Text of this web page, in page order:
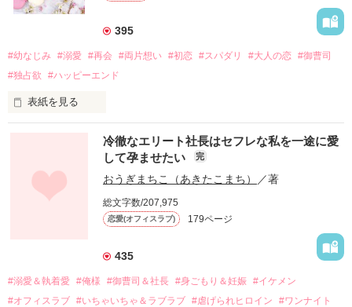
395
#幼なじみ #溺愛 #再会 #両片想い #初恋 #スパダリ #大人の恋 #御曹司
#独占欲
#ハッピーエンド
表紙を見る
幼なじみの哲平に淡い恋心を抱いていた美桜。
しかし、ある出来事をきっかけに二人の関係は壊れてしまう。
関係修復もできないまま、美桜は両親の離婚によって
引っ越すことになり、哲平とも離れ離れになった。
それから約十二年後。
過去の傷から、二度と会いたくないと思っていた哲平に
運命のような再会を果たす。
冷徹なエリート社長はセフレな私を一途に愛
して孕ませたい
完
おうぎまちこ（あきたこまち） ／著
総文字数/207,975
恋愛(オフィスラブ) 179ページ
435
#溺愛＆執着愛 #俺様 #御曹司＆社長 #身ごもり＆妊娠 #イケメン
#オフィスラブ #いちゃいちゃ＆ラブラブ #虐げられヒロイン
#ワンナイト